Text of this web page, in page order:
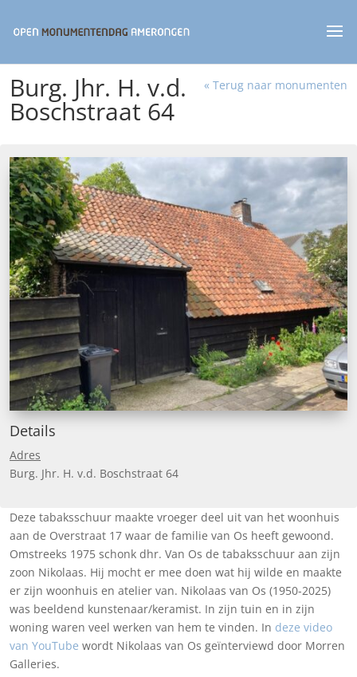
« Terug naar monumenten
Burg. Jhr. H. v.d.
Boschstraat 64
Details
Adres
Burg. Jhr. H. v.d. Boschstraat 64
Deze tabaksschuur maakte vroeger deel uit van het woonhuis
aan de Overstraat 17 waar de familie van Os heeft gewoond.
Omstreeks 1975 schonk dhr. Van Os de tabaksschuur aan zijn
zoon Nikolaas. Hij mocht er mee doen wat hij wilde en maakte
er zijn woonhuis en atelier van. Nikolaas van Os (1950-2025)
was beeldend kunstenaar/keramist. In zijn tuin en in zijn
woning waren veel werken van hem te vinden. In deze video
van YouTube wordt Nikolaas van Os geïnterviewd door Morren
Galleries.